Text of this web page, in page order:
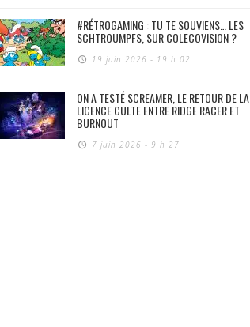
#RÉTROGAMING : TU TE SOUVIENS… LES
SCHTROUMPFS, SUR COLECOVISION ?
19 juin 2026 - 19 h 02
ON A TESTÉ SCREAMER, LE RETOUR DE LA
LICENCE CULTE ENTRE RIDGE RACER ET
BURNOUT
7 juin 2026 - 9 h 27